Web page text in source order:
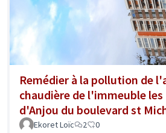
Remédier à la pollution de
chaudière de l'immeuble
d'Anjou du boulevard st
Ekoret Loïc 2 0